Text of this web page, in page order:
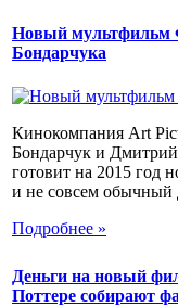
Новый мультфильм
Бондарчука
Кинокомпания Art
Бондарчук и
готовит на 2015 год
и не совсем обычный
Подробнее »
Деньги на новый
Поттере собирают